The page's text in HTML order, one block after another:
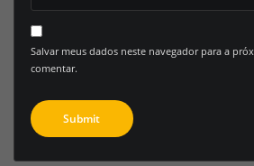
Salvar meus dados neste navegador para a
comentar.